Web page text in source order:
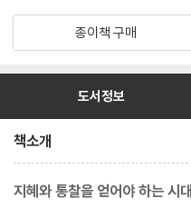
종이책 구매
도서정보
책소개
지혜와 통찰을 얻어야 하는 시